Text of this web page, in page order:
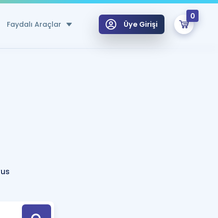
Faydalı Araçlar
Hesaplama Aracı
için Öneriler
Tek Takvimde
Üye Girişi
0
Hoca ile seni sınava hazırlayacak onlarca eğitim seni bekliyor!